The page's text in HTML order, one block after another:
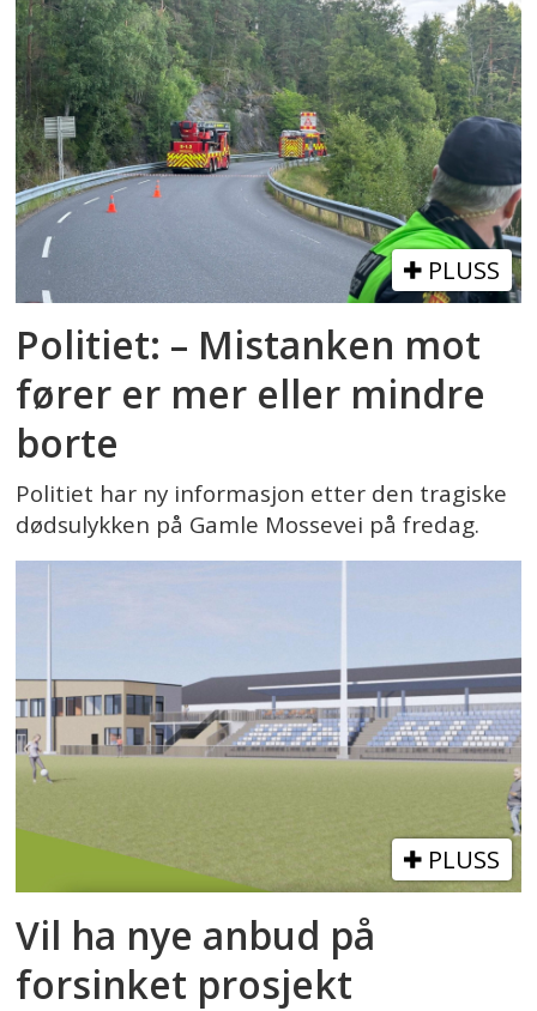
PLUSS
Politiet: – Mistanken mot
fører er mer eller mindre
borte
Politiet har ny informasjon etter den tragiske
dødsulykken på Gamle Mossevei på fredag.
PLUSS
Vil ha nye anbud på
forsinket prosjekt